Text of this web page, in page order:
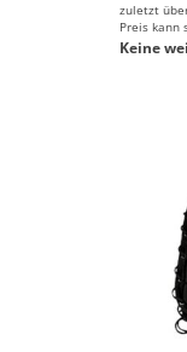
zuletzt
Preis kann
Keine